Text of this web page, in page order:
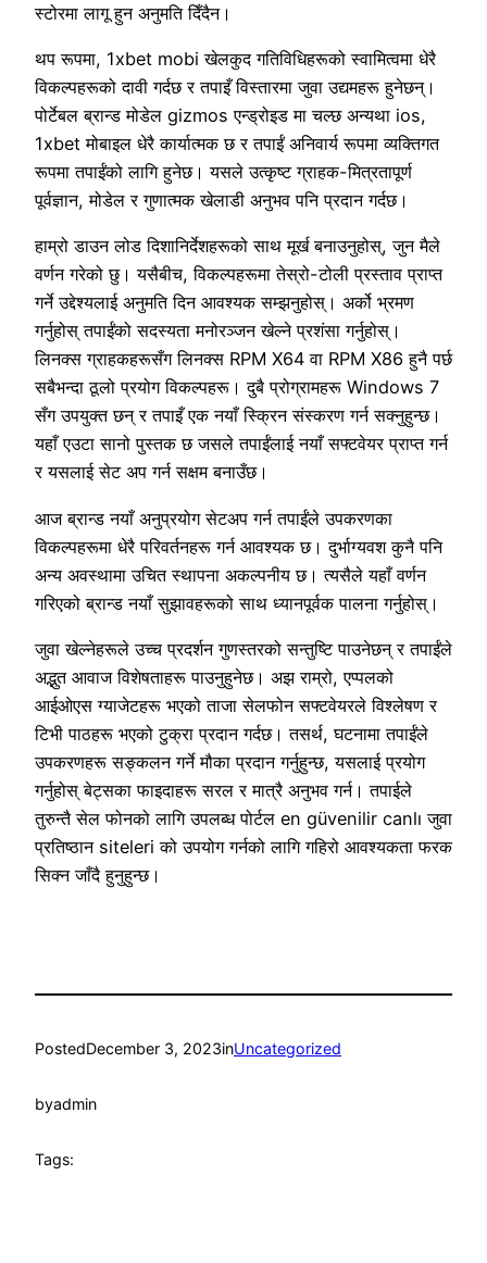
स्टोरमा लागू हुन अनुमति दिँदैन।
थप रूपमा, 1xbet mobi खेलकुद गतिविधिहरूको स्वामित्वमा धेरै
विकल्पहरूको दावी गर्दछ र तपाइँ विस्तारमा जुवा उद्यमहरू हुनेछन्।
पोर्टेबल ब्रान्ड मोडेल gizmos एन्ड्रोइड मा चल्छ अन्यथा ios,
1xbet मोबाइल धेरै कार्यात्मक छ र तपाईं अनिवार्य रूपमा व्यक्तिगत
रूपमा तपाईंको लागि हुनेछ। यसले उत्कृष्ट ग्राहक-मित्रतापूर्ण
पूर्वज्ञान, मोडेल र गुणात्मक खेलाडी अनुभव पनि प्रदान गर्दछ।
हाम्रो डाउन लोड दिशानिर्देशहरूको साथ मूर्ख बनाउनुहोस्, जुन मैले
वर्णन गरेको छु। यसैबीच, विकल्पहरूमा तेस्रो-टोली प्रस्ताव प्राप्त
गर्ने उद्देश्यलाई अनुमति दिन आवश्यक सम्झनुहोस्। अर्को भ्रमण
गर्नुहोस् तपाईंको सदस्यता मनोरञ्जन खेल्ने प्रशंसा गर्नुहोस्।
लिनक्स ग्राहकहरूसँग लिनक्स RPM X64 वा RPM X86 हुनै पर्छ
सबैभन्दा ठूलो प्रयोग विकल्पहरू। दुबै प्रोग्रामहरू Windows 7
सँग उपयुक्त छन् र तपाइँ एक नयाँ स्क्रिन संस्करण गर्न सक्नुहुन्छ।
यहाँ एउटा सानो पुस्तक छ जसले तपाईंलाई नयाँ सफ्टवेयर प्राप्त गर्न
र यसलाई सेट अप गर्न सक्षम बनाउँछ।
आज ब्रान्ड नयाँ अनुप्रयोग सेटअप गर्न तपाईंले उपकरणका
विकल्पहरूमा धेरै परिवर्तनहरू गर्न आवश्यक छ। दुर्भाग्यवश कुनै पनि
अन्य अवस्थामा उचित स्थापना अकल्पनीय छ। त्यसैले यहाँ वर्णन
गरिएको ब्रान्ड नयाँ सुझावहरूको साथ ध्यानपूर्वक पालना गर्नुहोस्।
जुवा खेल्नेहरूले उच्च प्रदर्शन गुणस्तरको सन्तुष्टि पाउनेछन् र तपाईंले
अद्भुत आवाज विशेषताहरू पाउनुहुनेछ। अझ राम्रो, एप्पलको
आईओएस ग्याजेटहरू भएको ताजा सेलफोन सफ्टवेयरले विश्लेषण र
टिभी पाठहरू भएको टुक्रा प्रदान गर्दछ। तसर्थ, घटनामा तपाईंले
उपकरणहरू सङ्कलन गर्ने मौका प्रदान गर्नुहुन्छ, यसलाई प्रयोग
गर्नुहोस् बेट्सका फाइदाहरू सरल र मात्रै अनुभव गर्न। तपाईले
तुरुन्तै सेल फोनको लागि उपलब्ध पोर्टल en güvenilir canlı जुवा
प्रतिष्ठान siteleri को उपयोग गर्नको लागि गहिरो आवश्यकता फरक
सिक्न जाँदै हुनुहुन्छ।
PostedDecember 3, 2023inUncategorized
byadmin
Tags: